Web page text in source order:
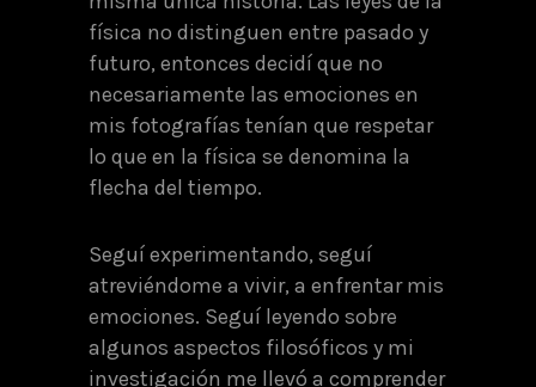
física no distinguen entre pasado y
futuro, entonces decidí que no
necesariamente las emociones en
mis fotografías tenían que respetar
lo que en la física se denomina la
flecha del tiempo.
Seguí experimentando, seguí
atreviéndome a vivir, a enfrentar mis
emociones. Seguí leyendo sobre
algunos aspectos filosóficos y mi
investigación me llevó a comprender